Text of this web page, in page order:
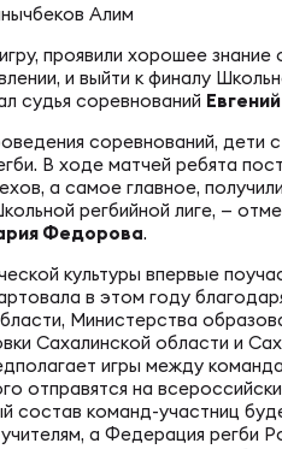
Кубок России
Федеральная
Первенство
Первенство
Первенство
Судьи
Экспертно-
Фонд развития
ПРОГРАММЫ
Академия
Алим
проявили хорошее знание
и выйти к финалу
судья соревнований
соревнований, дети
В ходе матчей ребята
а самое главное,
регбийной лиге, —
Федорова.
культуры впервые
в этом году
Министерства
Сахалинской области и
игры между
отправятся на
состав команд-участниц
а Федерация регби